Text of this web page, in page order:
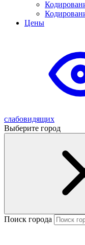
Цены
слабовидящих
Выберите город
Поиск города